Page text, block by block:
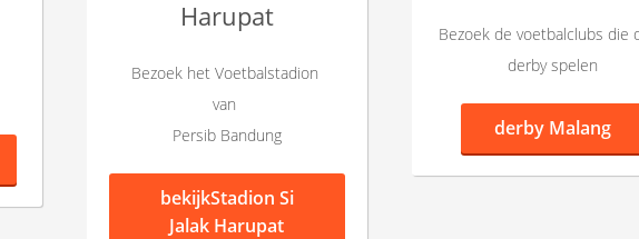
Harupat
Bezoek het Voetbalstadion
van
Persib Bandung
bekijkStadion Si
Jalak Harupat
Bezoek de voetbalclubs die
derby spelen
derby Malang